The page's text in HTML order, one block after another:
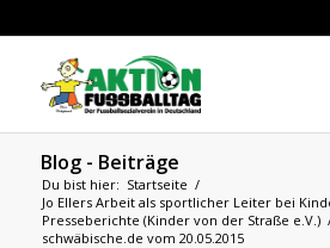
Blog - Beiträge
Du bist hier: Startseite /
Jo Ellers Arbeit als sportlicher Leiter bei
Presseberichte (Kinder von der Straße e.V.)
schwäbische.de vom 20.05.2015